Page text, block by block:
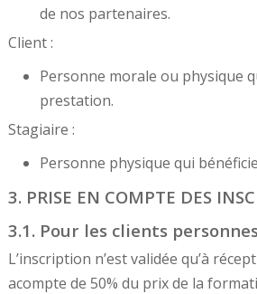
de nos partenaires.
Client :
Personne morale ou physique
prestation.
Stagiaire :
Personne physique qui
3. PRISE EN COMPTE DES
3.1. Pour les clients
L’inscription n’est validée qu’à
acompte de 50% du prix de la